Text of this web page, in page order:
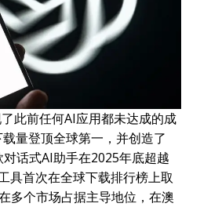
此前任何AI应用都未达成的成
量登顶全球第一，并创造了
话式AI助手在2025年底超越
具首次在全球下载排行榜上取
多个市场占据主导地位，在澳